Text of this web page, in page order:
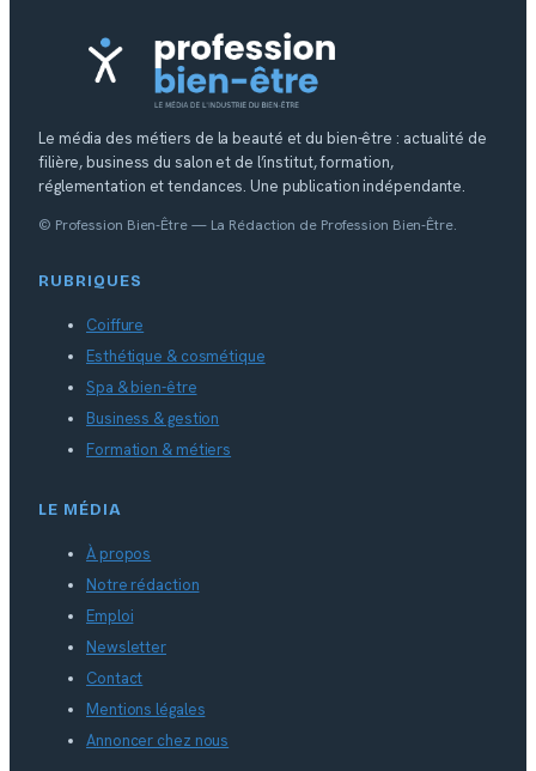
Le média des métiers de la beauté et du bien-être : actualité de
filière, business du salon et de l’institut, formation,
réglementation et tendances. Une publication indépendante.
© Profession Bien-Être — La Rédaction de Profession Bien-Être.
RUBRIQUES
Coiffure
Esthétique & cosmétique
Spa & bien-être
Business & gestion
Formation & métiers
LE MÉDIA
À propos
Notre rédaction
Emploi
Newsletter
Contact
Mentions légales
Annoncer chez nous